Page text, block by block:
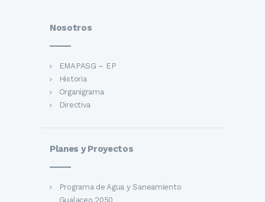
Nosotros
EMAPASG – EP
Historia
Organigrama
Directiva
Planes y Proyectos
Programa de Agua y Saneamiento
Gualaceo 2050